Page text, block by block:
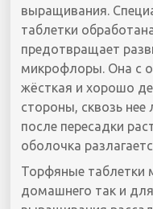
выращивания.
таблетки
предотвращает
микрофлоры. Она с
жёсткая и хорошо
стороны, сквозь нее
после пересадки
оболочка
Торфяные таблетки
домашнего так и